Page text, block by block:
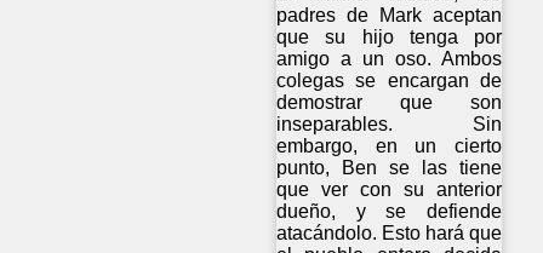
padres de Mark aceptan
que su hijo tenga por
amigo a un oso. Ambos
colegas se encargan de
demostrar que son
inseparables. Sin
embargo, en un cierto
punto, Ben se las tiene
que ver con su anterior
dueño, y se defiende
atacándolo. Esto hará que